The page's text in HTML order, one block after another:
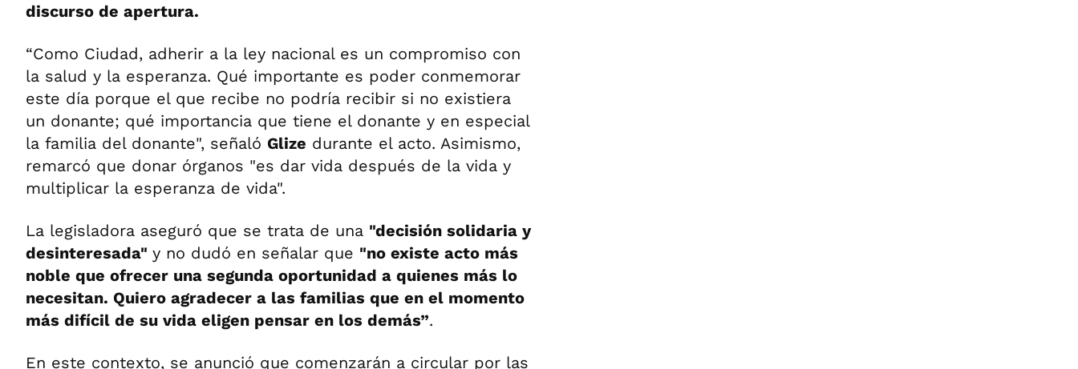
discurso de apertura.
“Como Ciudad, adherir a la ley nacional es un compromiso con
la salud y la esperanza. Qué importante es poder conmemorar
este día porque el que recibe no podría recibir si no existiera
un donante; qué importancia que tiene el donante y en especial
la familia del donante", señaló Glize durante el acto. Asimismo,
remarcó que donar órganos "es dar vida después de la vida y
multiplicar la esperanza de vida".
La legisladora aseguró que se trata de una "decisión solidaria y
desinteresada" y no dudó en señalar que "no existe acto más
noble que ofrecer una segunda oportunidad a quienes más lo
necesitan. Quiero agradecer a las familias que en el momento
más difícil de su vida eligen pensar en los demás”.
En este contexto, se anunció que comenzarán a circular por las